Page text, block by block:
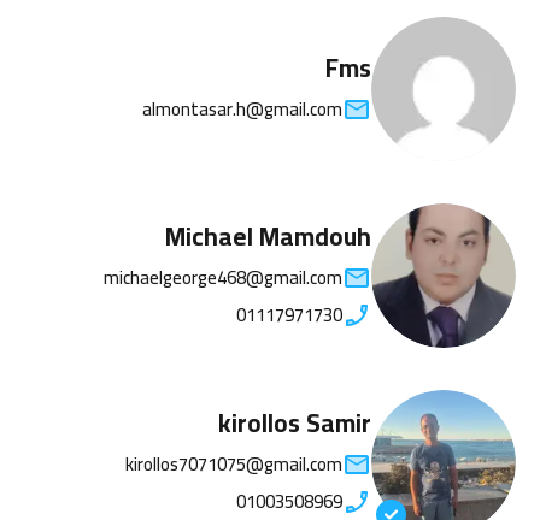
Fms
almontasar.h@gmail.com
Michael Mamdouh
michaelgeorge468@gmail.com
01117971730
kirollos Samir
kirollos7071075@gmail.com
01003508969